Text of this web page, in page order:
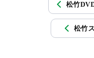
松竹
松竹